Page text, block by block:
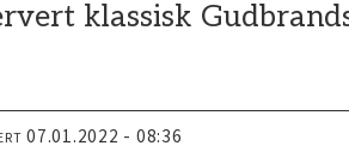
klassisk
07.01.2022 - 08:36